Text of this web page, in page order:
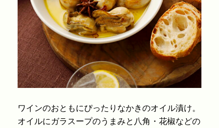
ワインのおともにぴったりなかきのオイル漬け。
オイルにガラスープのうまみと八角・花椒などの